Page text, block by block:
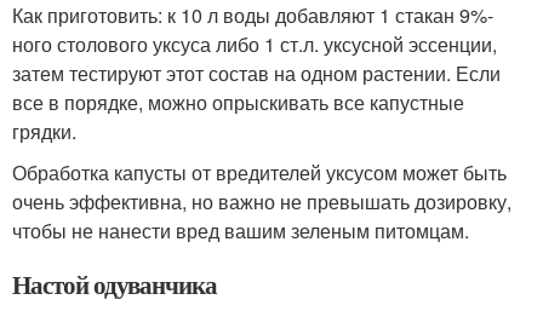
Как приготовить: к 10 л воды добавляют 1 стакан 9%-
ного столового уксуса либо 1 ст.л. уксусной эссенции,
затем тестируют этот состав на одном растении. Если
все в порядке, можно опрыскивать все капустные
грядки.
Обработка капусты от вредителей уксусом может быть
очень эффективна, но важно не превышать дозировку,
чтобы не нанести вред вашим зеленым питомцам.
Настой одуванчика